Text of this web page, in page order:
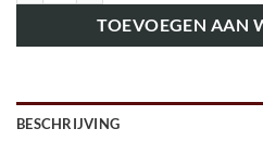
TOEVOEGEN AAN
BESCHRIJVING